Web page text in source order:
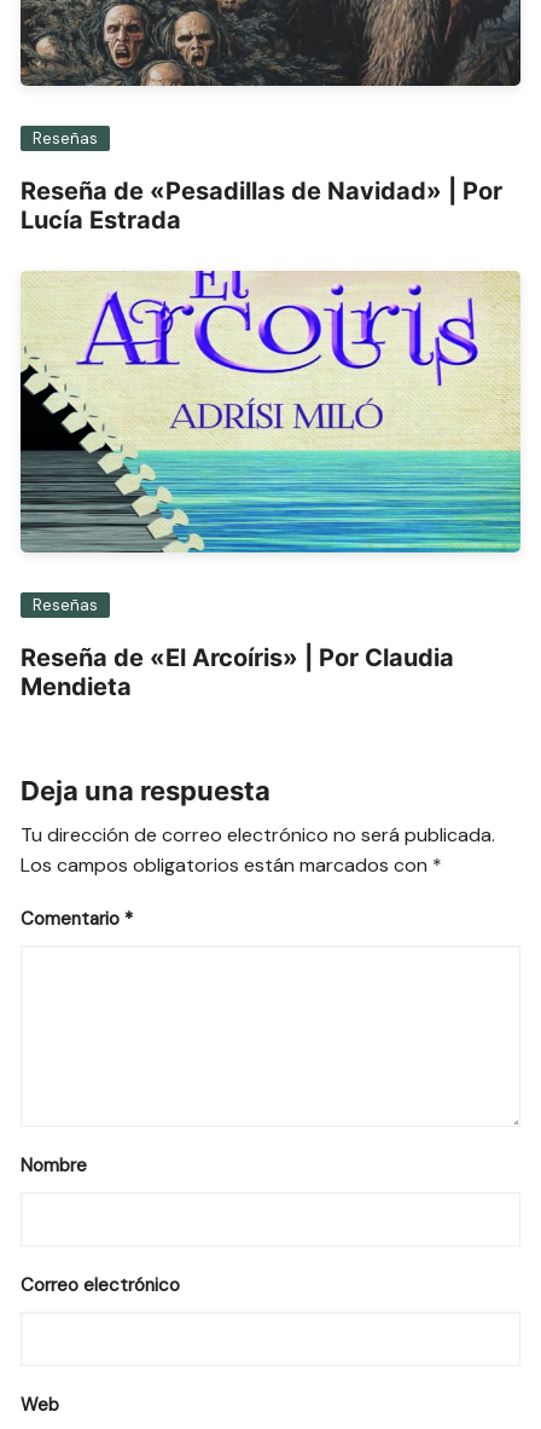
Reseñas
Reseña de «Pesadillas de Navidad» | Por
Lucía Estrada
Reseñas
Reseña de «El Arcoíris» | Por Claudia
Mendieta
Deja una respuesta
Tu dirección de correo electrónico no será publicada.
Los campos obligatorios están marcados con *
Comentario *
Nombre
Correo electrónico
Web